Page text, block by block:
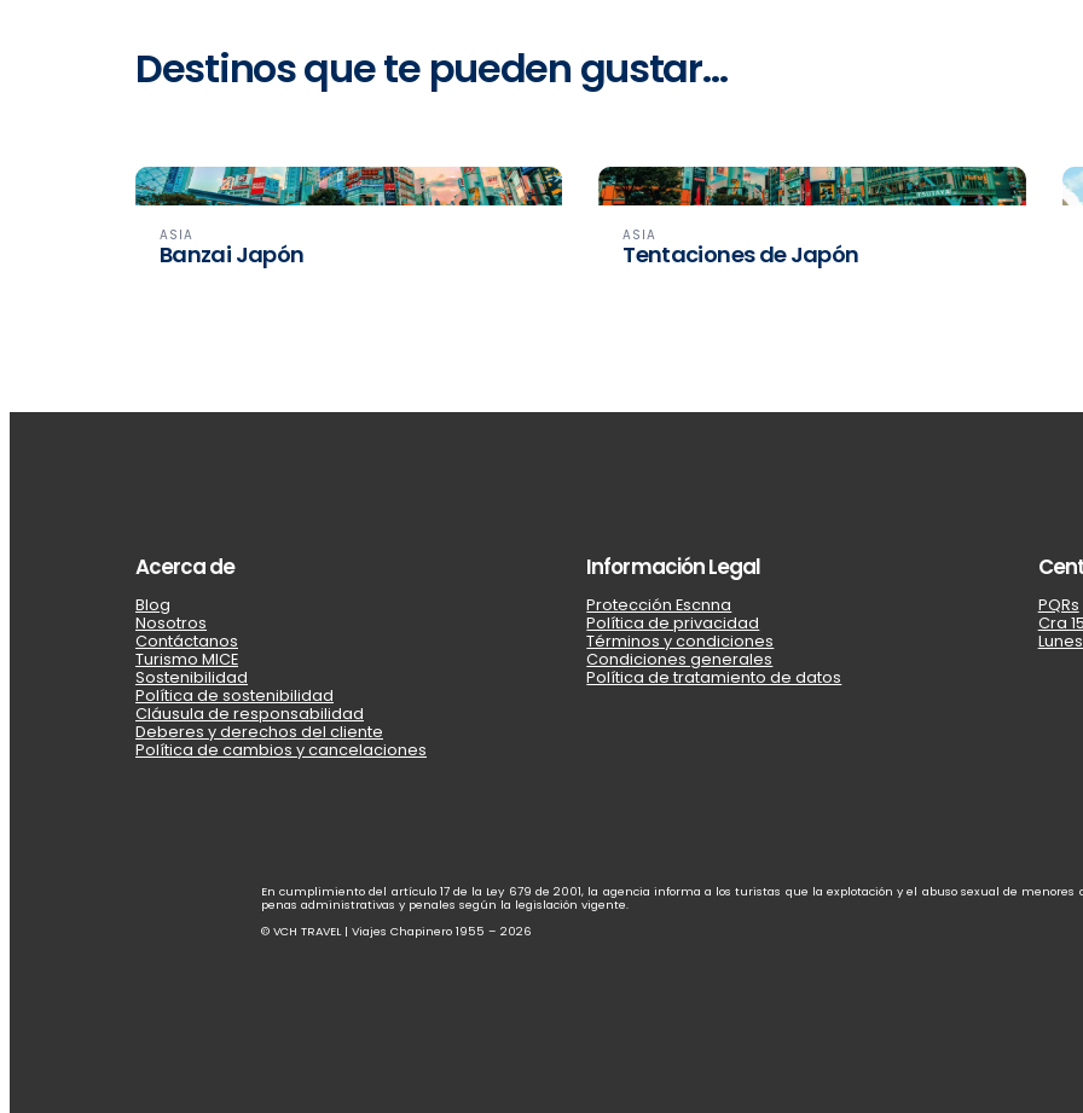
Destinos que te pueden gustar…
ASIA
Banzai Japón
ASIA
Tentaciones de Japón
Acerca de
Blog
Nosotros
Contáctanos
Turismo MICE
Sostenibilidad
Política de sostenibilidad
Cláusula de responsabilidad
Deberes y derechos del cliente
Política de cambios y cancelaciones
Información Legal
Protección Escnna
Política de privacidad
Términos y condiciones
Condiciones generales
Política de tratamiento de datos
PQRs
Cra
En cumplimiento del artículo 17 de la Ley 679 de 2001, la agencia informa a los turistas que la explotación y el abuso sexual de menores
penas administrativas y penales según la legislación vigente.
© VCH TRAVEL | Viajes Chapinero 1955 – 2026